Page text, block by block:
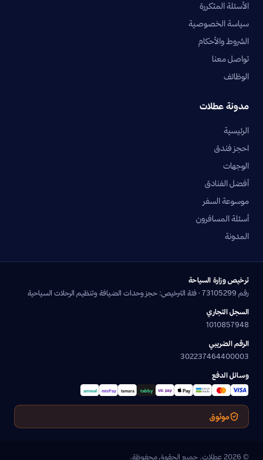
الأسئلة المتكررة
سياسة الخصوصية
الشروط والأحكام
تواصل معنا
الوظائف
مدونة عطلات
الرئيسية
احجز فندق
الوجهات
أفضل الفنادق
موسوعة السفر
أسئلة المسافرون
المدونة
ترخيص وزارة السياحة
رقم 73105299 · فئة الترخيص: حجز وحدات الضيافة وتنظيم الرحلات السياحية
السجل التجاري
1010857948
الرقم الضريبي
302237464400003
وسائل الدفع
موثوق
© 2026 عطلات. جميع الحقوق محفوظة.